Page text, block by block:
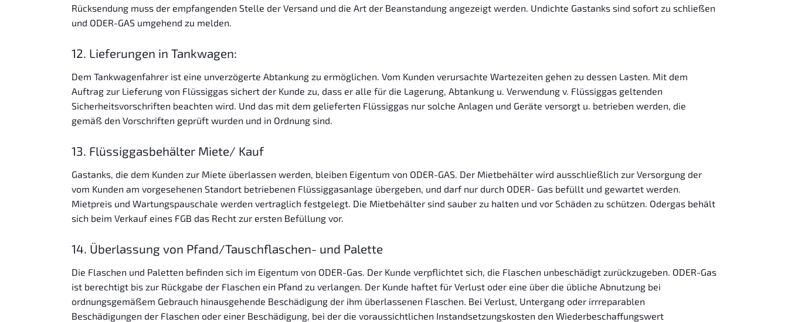
Rücksendung muss der empfangenden Stelle der Versand und die Art der Beanstandung angezeigt werden. Undichte Gastanks sind sofort zu schließen
und ODER-GAS umgehend zu melden.
12. Lieferungen in Tankwagen:
Dem Tankwagenfahrer ist eine unverzögerte Abtankung zu ermöglichen. Vom Kunden verursachte Wartezeiten gehen zu dessen Lasten. Mit dem
Auftrag zur Lieferung von Flüssiggas sichert der Kunde zu, dass er alle für die Lagerung, Abtankung u. Verwendung v. Flüssiggas geltenden
Sicherheitsvorschriften beachten wird. Und das mit dem gelieferten Flüssiggas nur solche Anlagen und Geräte versorgt u. betrieben werden, die
gemäß den Vorschriften geprüft wurden und in Ordnung sind.
13. Flüssiggasbehälter Miete/ Kauf
Gastanks, die dem Kunden zur Miete überlassen werden, bleiben Eigentum von ODER-GAS. Der Mietbehälter wird ausschließlich zur Versorgung der
vom Kunden am vorgesehenen Standort betriebenen Flüssiggasanlage übergeben, und darf nur durch ODER- Gas befüllt und gewartet werden.
Mietpreis und Wartungspauschale werden vertraglich festgelegt. Die Mietbehälter sind sauber zu halten und vor Schäden zu schützen. Odergas behält
sich beim Verkauf eines FGB das Recht zur ersten Befüllung vor.
14. Überlassung von Pfand/Tauschflaschen- und Palette
Die Flaschen und Paletten befinden sich im Eigentum von ODER-Gas. Der Kunde verpflichtet sich, die Flaschen unbeschädigt zurückzugeben. ODER-Gas
ist berechtigt bis zur Rückgabe der Flaschen ein Pfand zu verlangen. Der Kunde haftet für Verlust oder eine über die übliche Abnutzung bei
ordnungsgemäßem Gebrauch hinausgehende Beschädigung der ihm überlassenen Flaschen. Bei Verlust, Untergang oder irrreparablen
Beschädigungen der Flaschen oder einer Beschädigung, bei der die voraussichtlichen Instandsetzungskosten den Wiederbeschaffungswert